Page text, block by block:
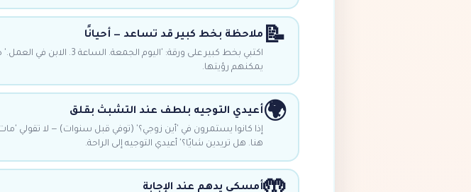
📝 ملاحظة بخط كبير قد تساعد — أحيانًا
اكتبي بخط كبير على ورقة: 'اليوم الجمعة.
يمكنهم رؤيتها.
🌍أعيدي التوجيه بلطف عند التشبث بقلق
إذا كانوا يستمرون في 'أين زوجي؟' (توفي قبل سنوات) — لا تقولي
هنا. هل تريدين شايًا؟' أعيدي التوجيه إلى الراحة.
أمسكي يدهم عند الإجابة